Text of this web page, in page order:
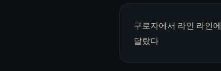
구로자에서 라인 라인
달랐다